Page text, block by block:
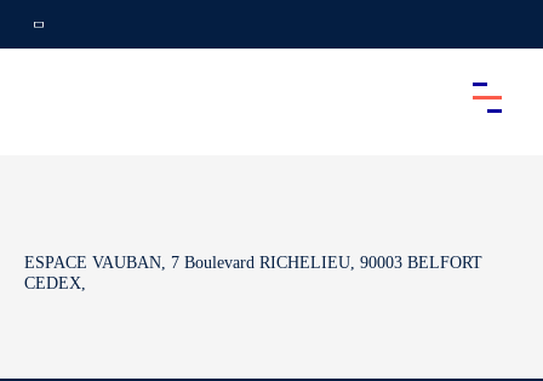
ESPACE VAUBAN, 7 Boulevard RICHELIEU, 90003 BELFORT
CEDEX,